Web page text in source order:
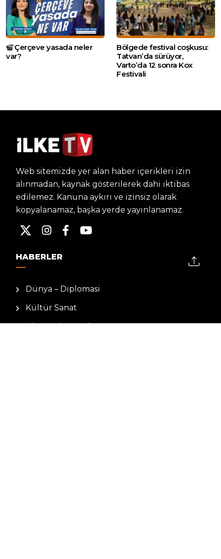
Çerçeve yasada neler
var?
Bölgede festival coşkusu:
Tatvan’da sürüyor,
Varto’da 12 sonra Kox
Festivali
Web sitemizde yer alan haber içerikleri izin
alınmadan, kaynak gösterilerek dahi iktibas
edilemez. Kanuna aykırı ve izinsiz olarak
kopyalanamaz, başka yerde yayınlanamaz.
HABERLER
Dünya – Diplomasi
Kültür Sanat